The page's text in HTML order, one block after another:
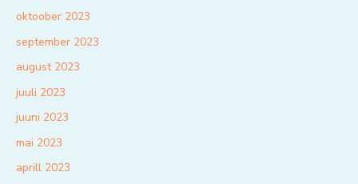
oktoober 2023
september 2023
august 2023
juuli 2023
juuni 2023
mai 2023
aprill 2023